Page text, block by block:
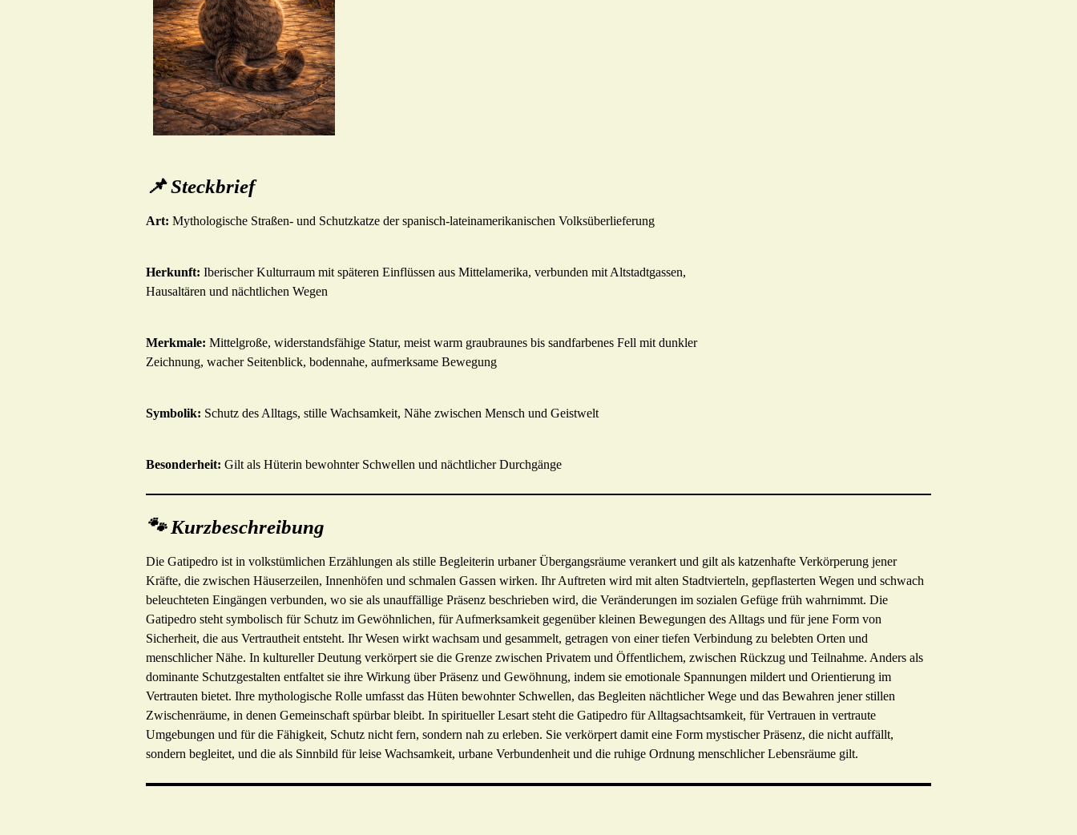
📌 Steckbrief
Art: Mythologische Straßen- und Schutzkatze der spanisch-lateinamerikanischen Volksüberlieferung
Herkunft: Iberischer Kulturraum mit späteren Einflüssen aus Mittelamerika, verbunden mit Altstadtgassen,
Hausaltären und nächtlichen Wegen
Merkmale: Mittelgroße, widerstandsfähige Statur, meist warm graubraunes bis sandfarbenes Fell mit dunkler
Zeichnung, wacher Seitenblick, bodennahe, aufmerksame Bewegung
Symbolik: Schutz des Alltags, stille Wachsamkeit, Nähe zwischen Mensch und Geistwelt
Besonderheit: Gilt als Hüterin bewohnter Schwellen und nächtlicher Durchgänge
🐾 Kurzbeschreibung
Die Gatipedro ist in volkstümlichen Erzählungen als stille Begleiterin urbaner Übergangsräume verankert und gilt als katzenhafte Verkörperung jener
Kräfte, die zwischen Häuserzeilen, Innenhöfen und schmalen Gassen wirken. Ihr Auftreten wird mit alten Stadtvierteln, gepflasterten Wegen und schwach
beleuchteten Eingängen verbunden, wo sie als unauffällige Präsenz beschrieben wird, die Veränderungen im sozialen Gefüge früh wahrnimmt. Die
Gatipedro steht symbolisch für Schutz im Gewöhnlichen, für Aufmerksamkeit gegenüber kleinen Bewegungen des Alltags und für jene Form von
Sicherheit, die aus Vertrautheit entsteht. Ihr Wesen wirkt wachsam und gesammelt, getragen von einer tiefen Verbindung zu belebten Orten und
menschlicher Nähe. In kultureller Deutung verkörpert sie die Grenze zwischen Privatem und Öffentlichem, zwischen Rückzug und Teilnahme. Anders als
dominante Schutzgestalten entfaltet sie ihre Wirkung über Präsenz und Gewöhnung, indem sie emotionale Spannungen mildert und Orientierung im
Vertrauten bietet. Ihre mythologische Rolle umfasst das Hüten bewohnter Schwellen, das Begleiten nächtlicher Wege und das Bewahren jener stillen
Zwischenräume, in denen Gemeinschaft spürbar bleibt. In spiritueller Lesart steht die Gatipedro für Alltagsachtsamkeit, für Vertrauen in vertraute
Umgebungen und für die Fähigkeit, Schutz nicht fern, sondern nah zu erleben. Sie verkörpert damit eine Form mystischer Präsenz, die nicht auffällt,
sondern begleitet, und die als Sinnbild für leise Wachsamkeit, urbane Verbundenheit und die ruhige Ordnung menschlicher Lebensräume gilt.